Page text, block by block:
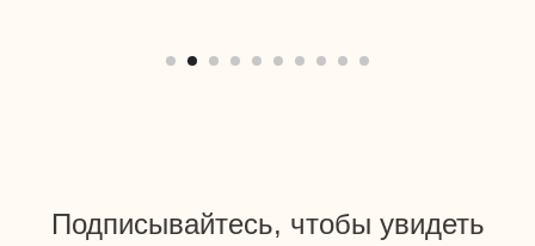
Подписывайтесь, чтобы увидеть